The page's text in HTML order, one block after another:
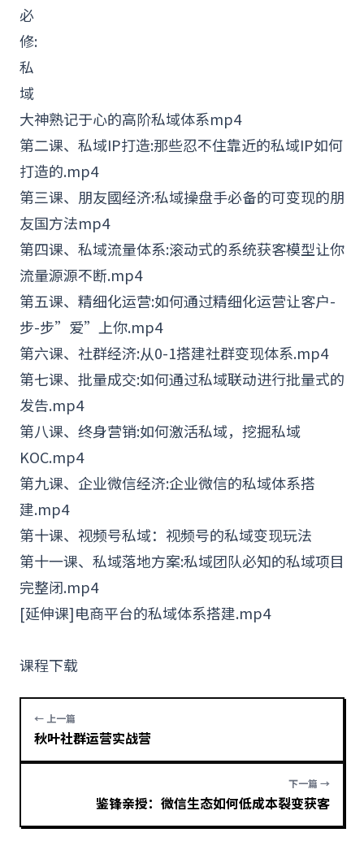
必
修:
私
域
大神熟记于心的高阶私域体系mp4
第二课、私域IP打造:那些忍不住靠近的私域IP如何
打造的.mp4
第三课、朋友國经济:私域操盘手必备的可变现的朋
友国方法mp4
第四课、私域流量体系:滚动式的系统获客模型让你
流量源源不断.mp4
第五课、精细化运营:如何通过精细化运营让客户-
步-步”爱”上你.mp4
第六课、社群经济:从0-1搭建社群变现体系.mp4
第七课、批量成交:如何通过私域联动进行批量式的
发告.mp4
第八课、终身营销:如何激活私域，挖掘私域
KOC.mp4
第九课、 企业微信经济:企业微信的私域体系搭
建.mp4
第十课、视频号私域：视频号的私域变现玩法
第十一课、私域落地方案:私域团队必知的私域项目
完整闭.mp4
[延伸课]电商平台的私域体系搭建.mp4
课程下载
← 上一篇
秋叶社群运营实战营
下一篇 →
鉴锋亲授：微信生态如何低成本裂变获客